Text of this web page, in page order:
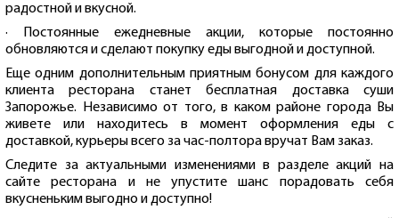
радостной и вкусной.
· Постоянные ежедневные акции, которые постоянно
обновляются и сделают покупку еды выгодной и доступной.
Еще одним дополнительным приятным бонусом для каждого
клиента ресторана станет бесплатная доставка суши
Запорожье. Независимо от того, в каком районе города Вы
живете или находитесь в момент оформления еды с
доставкой, курьеры всего за час-полтора вручат Вам заказ.
Следите за актуальными изменениями в разделе акций на
сайте ресторана и не упустите шанс порадовать себя
вкусненьким выгодно и доступно!